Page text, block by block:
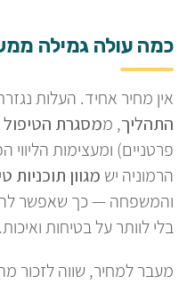
כמה עולה גמילה
אין מחיר אחיד. העלות
התהליך, ממסגרת הטיפול
פרטניים) ומעצימות הליווי
הרמוניה יש מגוון תוכניות
והמשפחה — כך שאפשר
בלי לוותר על בטיחות ואיכות.
מעבר למחיר, שווה לזכור מה